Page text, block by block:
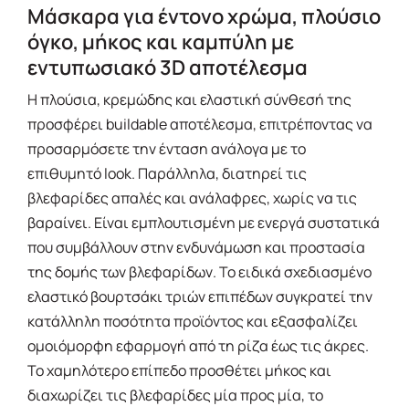
Μάσκαρα για έντονο χρώμα, πλούσιο
όγκο, μήκος και καμπύλη με
εντυπωσιακό 3D αποτέλεσμα
Η πλούσια, κρεμώδης και ελαστική σύνθεσή της
προσφέρει buildable αποτέλεσμα, επιτρέποντας να
προσαρμόσετε την ένταση ανάλογα με το
επιθυμητό look. Παράλληλα, διατηρεί τις
βλεφαρίδες απαλές και ανάλαφρες, χωρίς να τις
βαραίνει. Είναι εμπλουτισμένη με ενεργά συστατικά
που συμβάλλουν στην ενδυνάμωση και προστασία
της δομής των βλεφαρίδων. Το ειδικά σχεδιασμένο
ελαστικό βουρτσάκι τριών επιπέδων συγκρατεί την
κατάλληλη ποσότητα προϊόντος και εξασφαλίζει
ομοιόμορφη εφαρμογή από τη ρίζα έως τις άκρες.
Το χαμηλότερο επίπεδο προσθέτει μήκος και
διαχωρίζει τις βλεφαρίδες μία προς μία, το